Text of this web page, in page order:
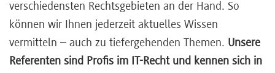
verschiedensten Rechtsgebieten an der Hand. So
können wir Ihnen jederzeit aktuelles Wissen
vermitteln – auch zu tiefergehenden Themen. Unsere
Referenten sind Profis im IT-Recht und kennen sich in